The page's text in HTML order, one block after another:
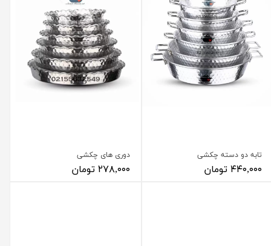
تابه دو دسته چکشی
۴۴۰,۰۰۰ تومان
دوری های چکشی
۲۷۸,۰۰۰ تومان